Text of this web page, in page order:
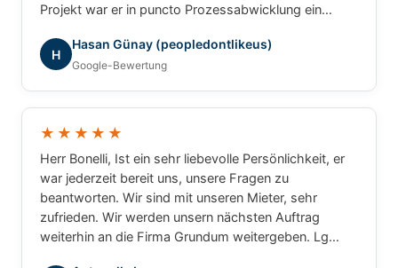
Projekt war er in puncto Prozessabwicklung ein
ergebnisorientiert. Für gewerbliche Transaktionen
würde ich jederzeit wieder mit ihm
zusammenarbeiten.
H
Hasan Günay (peopledontlikeus)
Google-Bewertung
★★★★★
Herr Bonelli, Ist ein sehr liebevolle Persönlichkeit, er
war jederzeit bereit uns, unsere Fragen zu
beantworten. Wir sind mit unseren Mieter, sehr
zufrieden. Wir werden unsern nächsten Auftrag
weiterhin an die Firma Grundum weitergeben. Lg